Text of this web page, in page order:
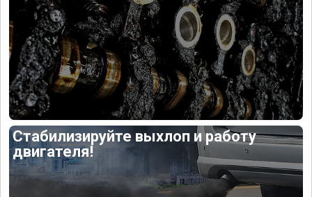
Стабилизируйте выхлоп и работу
двигателя!